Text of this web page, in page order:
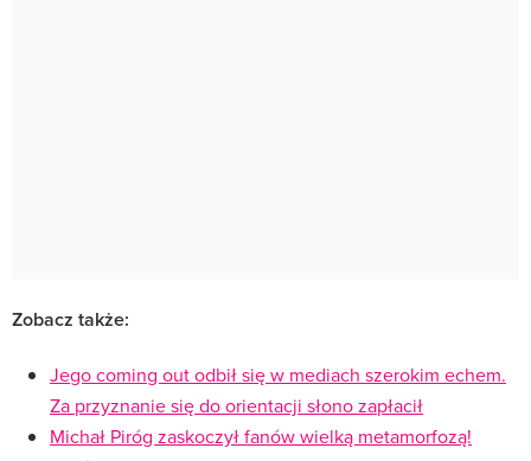
Zobacz także:
Jego coming out odbił się w mediach szerokim echem.
Za przyznanie się do orientacji słono zapłacił
Michał Piróg zaskoczył fanów wielką metamorfozą!